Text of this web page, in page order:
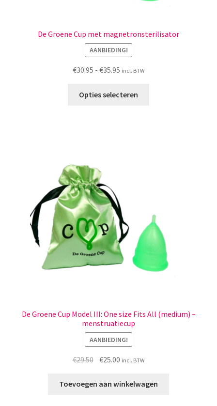
De Groene Cup met magnetronsterilisator
AANBIEDING!
€30.95 - €35.95 Prijsklasse:
tot
incl. BTW
Opties selecteren
de
productpagina
De Groene Cup Model III: One size Fits All (medium) –
menstruatiecup
AANBIEDING!
€29.50 Oorspronkelijke
was:
€25.00 Huidige
is:
incl. BTW
Toevoegen aan winkelwagen